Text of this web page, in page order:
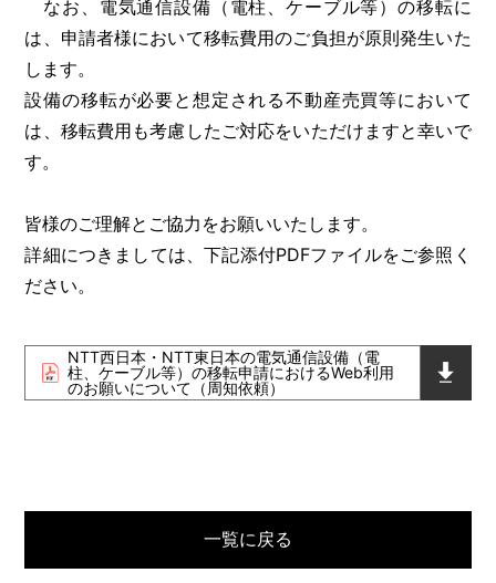
なお、電気通信設備（電柱、ケーブル等）の移転に
は、申請者様において移転費用のご負担が原則発生いた
します。
設備の移転が必要と想定される不動産売買等において
は、移転費用も考慮したご対応をいただけますと幸いで
す。
皆様のご理解とご協力をお願いいたします。
詳細につきましては、下記添付PDFファイルをご参照く
ださい。
NTT西日本・NTT東日本の電気通信設備（電
柱、ケーブル等）の移転申請におけるWeb利用
のお願いについて（周知依頼）
一覧に戻る